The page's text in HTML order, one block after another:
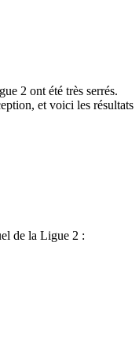
2 ont été très serrés.
et voici les résultats
de la Ligue 2 :